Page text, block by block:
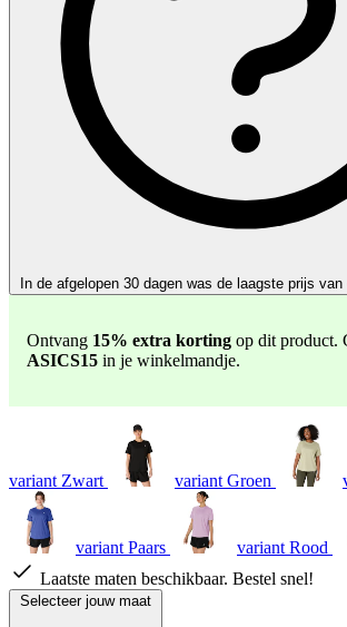
In de afgelopen 30 dagen was de laagste prijs
Ontvang 15% extra korting op dit product.
ASICS15 in je winkelmandje.
variant Zwart variant Groen
variant Paars
variant Rood
Laatste maten beschikbaar. Bestel snel!
Selecteer jouw maat